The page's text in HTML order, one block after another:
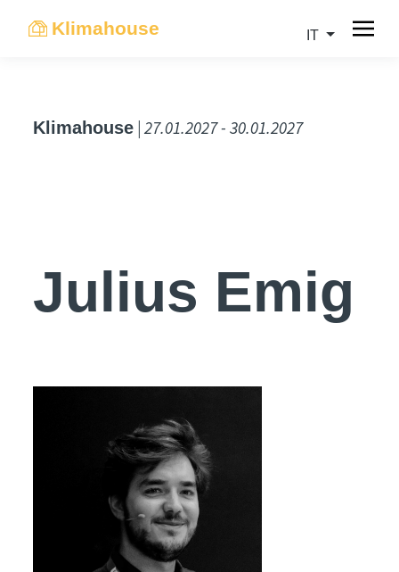
Klimahouse IT
Klimahouse | 27.01.2027 - 30.01.2027
Julius Emig